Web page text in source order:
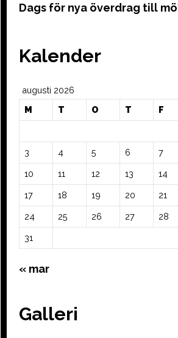
Dags för nya överdrag till
Kalender
augusti 2026
M
T O T F
3 4 5 6 7
10 11 12 13 14
17 18 19 20 21
24 25 26 27 28
31
« mar
Galleri